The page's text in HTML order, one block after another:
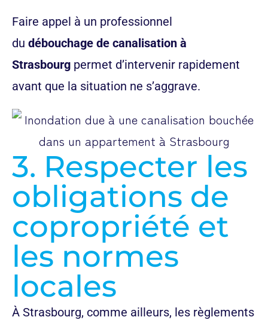
Faire appel à un professionnel
du débouchage de canalisation à
Strasbourg permet d’intervenir rapidement
avant que la situation ne s’aggrave.
3. Respecter les
obligations de
copropriété et
les normes
locales
À Strasbourg, comme ailleurs, les règlements